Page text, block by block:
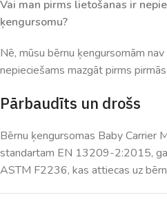
Vai man pirms lietošanas ir
ķengursomu?
Nē, mūsu bērnu ķengursomām
nepieciešams mazgāt pirms
Pārbaudīts un drošs
Bērnu ķengursomas Baby Carrier
standartam EN 13209-2:2015,
ASTM F2236, kas attiecas uz